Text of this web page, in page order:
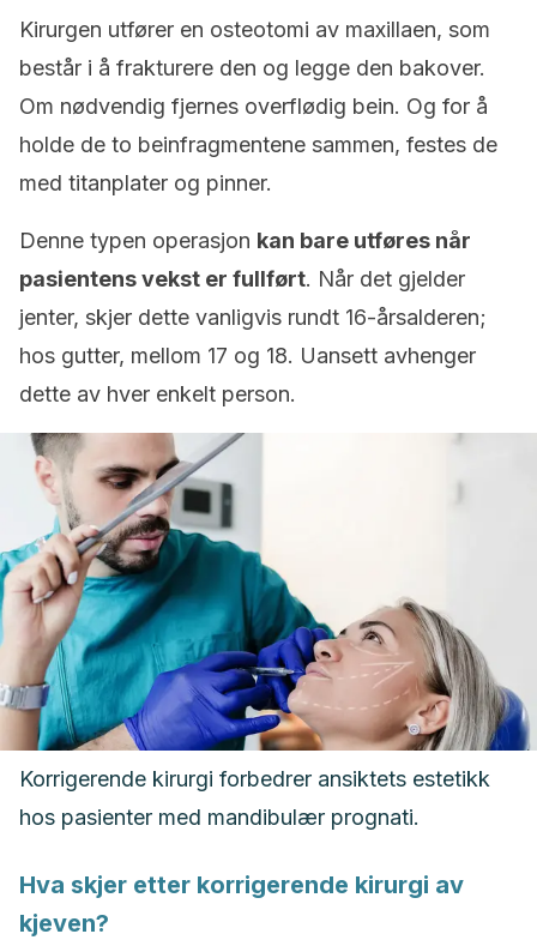
Kirurgen utfører en osteotomi av maxillaen, som
består i å frakturere den og legge den bakover.
Om nødvendig fjernes overflødig bein. Og for å
holde de to beinfragmentene sammen, festes de
med titanplater og pinner.
Denne typen operasjon kan bare utføres når
pasientens vekst er fullført. Når det gjelder
jenter, skjer dette vanligvis rundt 16-årsalderen;
hos gutter, mellom 17 og 18. Uansett avhenger
dette av hver enkelt person.
Korrigerende kirurgi forbedrer ansiktets estetikk
hos pasienter med mandibulær prognati.
Hva skjer etter korrigerende kirurgi av
kjeven?